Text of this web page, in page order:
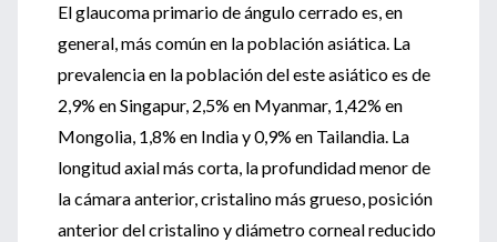
El glaucoma primario de ángulo cerrado es, en
general, más común en la población asiática. La
prevalencia en la población del este asiático es de
2,9% en Singapur, 2,5% en Myanmar, 1,42% en
Mongolia, 1,8% en India y 0,9% en Tailandia. La
longitud axial más corta, la profundidad menor de
la cámara anterior, cristalino más grueso, posición
anterior del cristalino y diámetro corneal reducido